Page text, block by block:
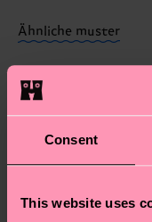
Consent
This website uses
dass es sich
und die genaue
deinem Land
Du hast Fragen zu
Hilfebereich im
Ähnliche muster